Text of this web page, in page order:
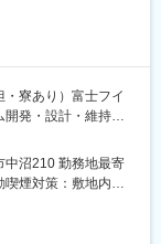
搬送システムや仕分
お客さまごとに最適
ジスティクス」の実
在宅勤務可能で
わせて、柔軟な働き
ェクトがあり、労
。（数週間～1年ま
・寮あり）富士フイ
開発・設計・維持管
・生産工程の見える
・管理・解析、IoT
中沼210 勤務地最寄
煙対策：敷地内全